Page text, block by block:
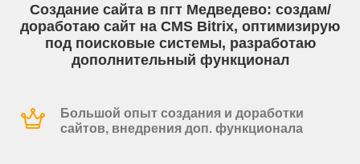
Создание сайта в пгт Медведево: создам/
доработаю сайт на CMS Bitrix, оптимизирую
под поисковые системы, разработаю
дополнительный функционал
Большой опыт создания и доработки
сайтов, внедрения доп. функционала